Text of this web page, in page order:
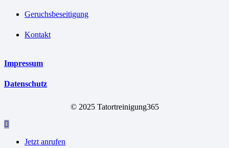
Geruchsbeseitigung
Kontakt
Impressum
Datenschutz
© 2025 Tatortreinigung365
Jetzt anrufen